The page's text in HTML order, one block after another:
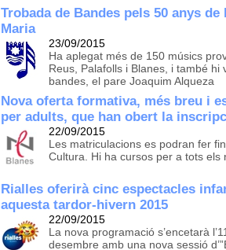
Trobada de Bandes pels 50 anys
Maria
23/09/2015
Ha aplegat més de 150 músics
Reus, Palafolls i Blanes, i també
bandes, el pare Joaquim Alqueza
Nova oferta formativa, més breu i
per adults, que han obert la
22/09/2015
Les matriculacions es podran fer
Cultura. Hi ha cursos per a tots els
Rialles oferirà cinc espectacles
aquesta tardor-hivern 2015
22/09/2015
La nova programació s’encetarà
desembre amb una nova sessió